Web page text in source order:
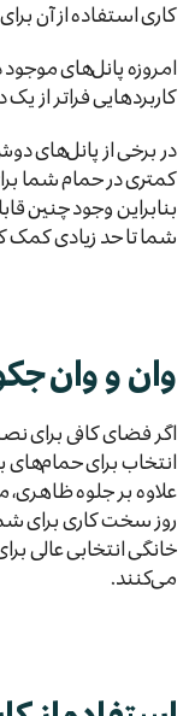
کاری استفاده از آن
امروزه پانل‌های موجود
کاربردهایی فراتر از
در برخی از پانل‌های
کمتری در حمام شما
بنابراین وجود چنین
شما تا حد زیادی کمک
وان و وان
اگر فضای کافی برای
انتخاب برای حمام‌های
علاوه بر جلوه
روز سخت کاری برای
خانگی انتخابی عالی
می‌کنند.